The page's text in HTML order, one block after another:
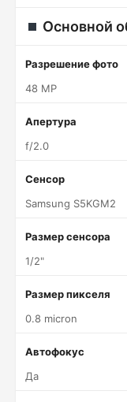
Основной
Разрешение фото
48 MP
Апертура
f/2.0
Сенсор
Samsung S5KGM2
Размер сенсора
1/2"
Размер пикселя
0.8 micron
Автофокус
Да